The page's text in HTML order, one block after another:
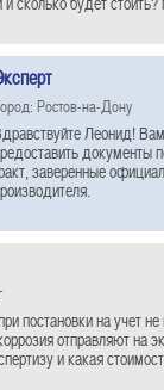
Ростов-на-Дону
Леонид!
заверенные
постановки на учет
отправляют на
и какая